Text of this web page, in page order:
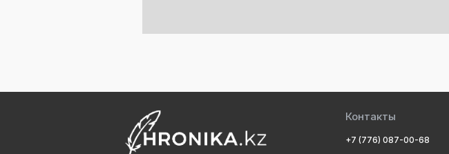
Контакты
+7 (776) 087-00-68